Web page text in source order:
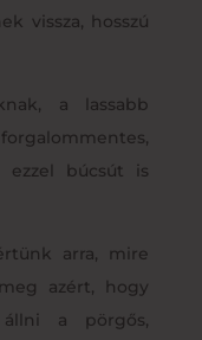
vissza, hosszú
a lassabb
ezzel búcsút is
arra, mire
azért, hogy
állni a pörgős,